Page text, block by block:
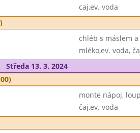
caj,ev. voda
chléb s máslem
mléko,ev. voda,
Středa 13. 3. 2024
monte nápoj,
čaj,ev. voda